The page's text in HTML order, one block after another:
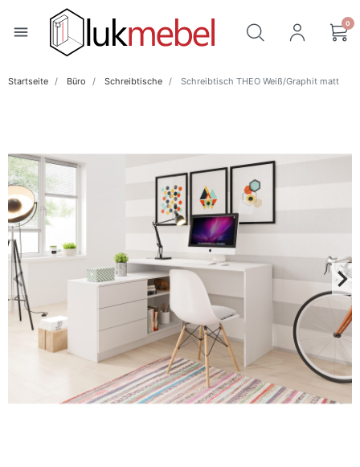
menu 0
Startseite Büro Schreibtische Schreibtisch THEO Weiß/Graphit matt
Zurück
keyboard_arrow_left keyboard_arrow_right